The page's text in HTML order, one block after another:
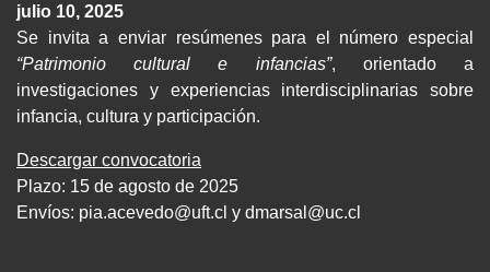
julio 10, 2025
Se invita a enviar resúmenes para el número especial
“Patrimonio cultural e infancias”, orientado a
investigaciones y experiencias interdisciplinarias sobre
infancia, cultura y participación.
Descargar convocatoria
Plazo: 15 de agosto de 2025
Envíos: pia.acevedo@uft.cl y dmarsal@uc.cl